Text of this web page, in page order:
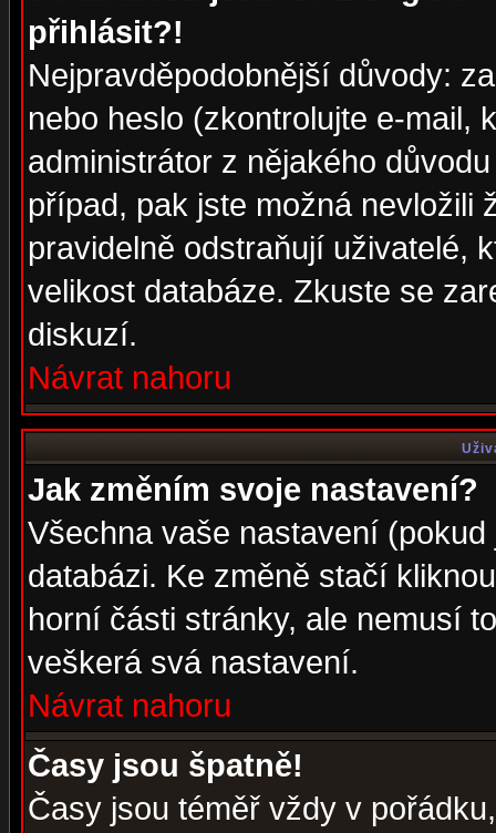
přihlásit?!
Nejpravděpodobnější důvody:
nebo heslo (zkontrolujte e-mail,
administrátor z nějakého
případ, pak jste možná nevložili
pravidelně odstraňují uživatelé,
velikost databáze. Zkuste se
diskuzí.
Návrat nahoru
Jak změním svoje nastavení?
Všechna vaše nastavení
databázi. Ke změně stačí
horní části stránky, ale nemusí
veškerá svá nastavení.
Návrat nahoru
Časy jsou špatně!
Časy jsou téměř vždy v